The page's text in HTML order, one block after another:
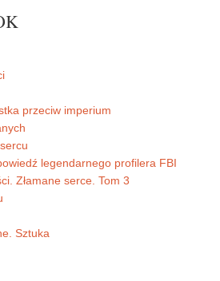
przeciw imperium
legendarnego profilera FBI
Złamane serce. Tom 3
Sztuka